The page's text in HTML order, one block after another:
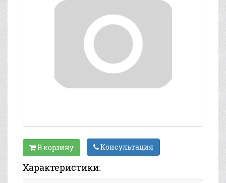
В корзину Консультация
Характеристики: